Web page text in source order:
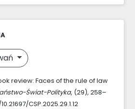
review: Faces of the rule of law
Świat-Polityka, (29), 258–
CSP.2025.29.1.12